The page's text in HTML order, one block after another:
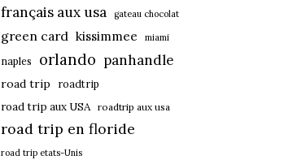
français aux usa gateau chocolat
green card kissimmee miami
naples orlando panhandle
road trip roadtrip
road trip aux USA roadtrip aux usa
road trip en floride
road trip etats-Unis